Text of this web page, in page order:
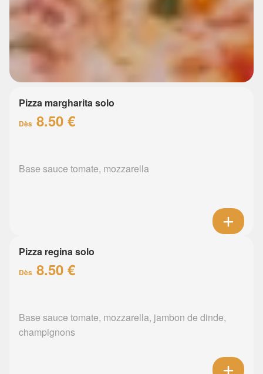
Pizza margharita solo
Dès 8.50 €
Base sauce tomate, mozzarella
Pizza regina solo
Dès 8.50 €
Base sauce tomate, mozzarella, jambon de dinde,
champignons